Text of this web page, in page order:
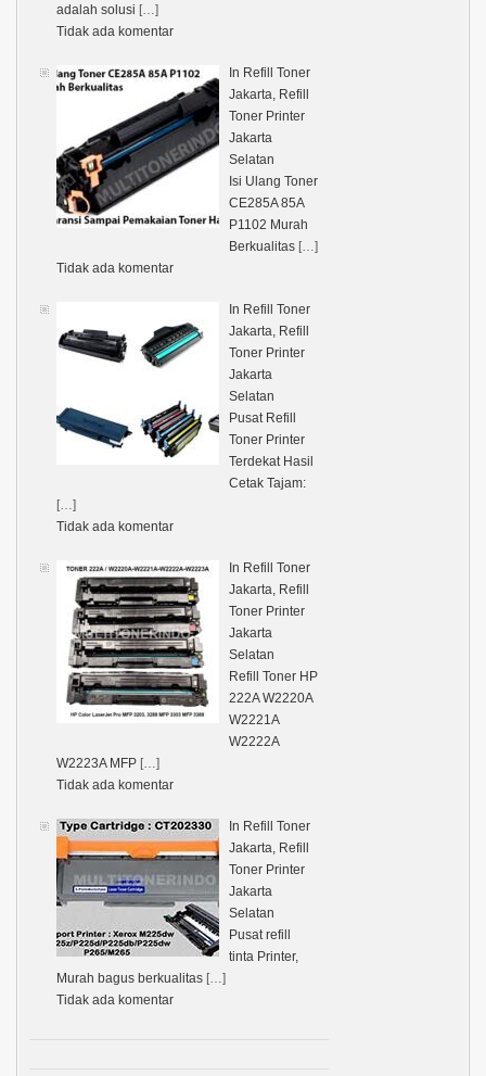
adalah solusi […]
Tidak ada komentar
In Refill Toner
Jakarta, Refill
Toner Printer
Jakarta
Selatan
Isi Ulang Toner
CE285A 85A
P1102 Murah
Berkualitas […]
Tidak ada komentar
In Refill Toner
Jakarta, Refill
Toner Printer
Jakarta
Selatan
Pusat Refill
Toner Printer
Terdekat Hasil
Cetak Tajam:
[…]
Tidak ada komentar
In Refill Toner
Jakarta, Refill
Toner Printer
Jakarta
Selatan
Refill Toner HP
222A W2220A
W2221A
W2222A
W2223A MFP […]
Tidak ada komentar
In Refill Toner
Jakarta, Refill
Toner Printer
Jakarta
Selatan
Pusat refill
tinta Printer,
Murah bagus berkualitas […]
Tidak ada komentar